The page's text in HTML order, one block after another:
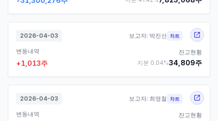
2026-04-03 보고자: 박진선 차트
변동내역
+1,013주
잔고현황
지분 0.04%34,809주
2026-04-03 보고자: 최영철 차트
변동내역
잔고현황